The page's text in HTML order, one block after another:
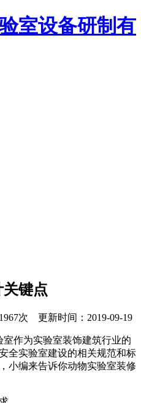
键点
次 更新时间：2019-09-19
作为实验室装饰建筑行业的
全实验室建设的相关规范和标
小编来告诉你动物实验室装修